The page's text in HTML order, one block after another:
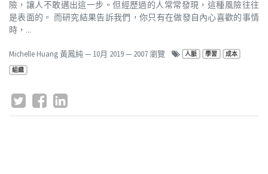
險，讓人不敢邁出這一步。但經歷過的人常常發現，這種風險往往
是表面的。 而研究結果告訴我們，你只有在做發自內心喜歡的事情
時，...
Michelle Huang 黃鳳純— 10月 2019— 2007 瀏覽 人脈 學習 成本
組織